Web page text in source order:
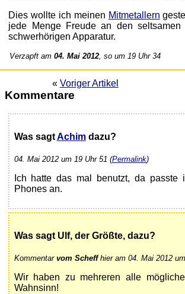
Dies wollte ich meinen Mitmetallern
jede Menge Freude an den seltsamen
schwerhörigen Apparatur.
Verzapft am04. Mai 2012, so um 19 Uhr 34
« Voriger Artikel
Kommentare
Was sagtAchimdazu?
04. Mai 2012 um 19 Uhr 51 (Permalink)
Ich hatte das mal benutzt, da passte
Phones an.
Was sagt Ulf, der Größte, dazu?
Kommentar vom Scheffhier am 04. Mai 2012
Wir haben zu mehreren alle
Wahnsinn!